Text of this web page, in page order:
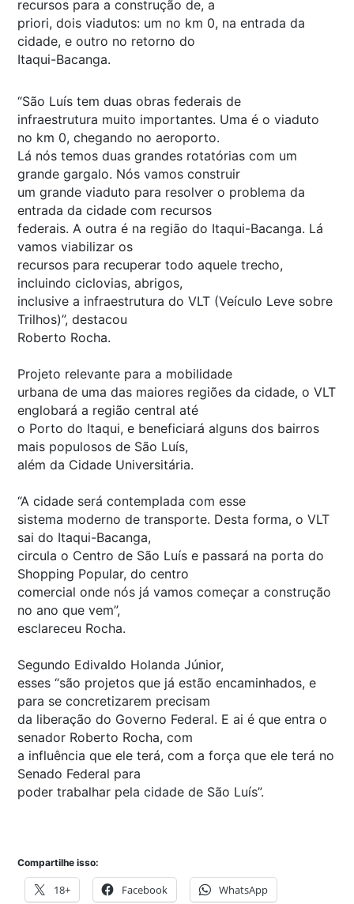
recursos para a construção de, a
priori, dois viadutos: um no km 0, na entrada da
cidade, e outro no retorno do
Itaqui-Bacanga.
“São Luís tem duas obras federais de
infraestrutura muito importantes. Uma é o viaduto
no km 0, chegando no aeroporto.
Lá nós temos duas grandes rotatórias com um
grande gargalo. Nós vamos construir
um grande viaduto para resolver o problema da
entrada da cidade com recursos
federais. A outra é na região do Itaqui-Bacanga. Lá
vamos viabilizar os
recursos para recuperar todo aquele trecho,
incluindo ciclovias, abrigos,
inclusive a infraestrutura do VLT (Veículo Leve sobre
Trilhos)”, destacou
Roberto Rocha.
Projeto relevante para a mobilidade
urbana de uma das maiores regiões da cidade, o VLT
englobará a região central até
o Porto do Itaqui, e beneficiará alguns dos bairros
mais populosos de São Luís,
além da Cidade Universitária.
“A cidade será contemplada com esse
sistema moderno de transporte. Desta forma, o VLT
sai do Itaqui-Bacanga,
circula o Centro de São Luís e passará na porta do
Shopping Popular, do centro
comercial onde nós já vamos começar a construção
no ano que vem”,
esclareceu Rocha.
Segundo Edivaldo Holanda Júnior,
esses “são projetos que já estão encaminhados, e
para se concretizarem precisam
da liberação do Governo Federal. E ai é que entra o
senador Roberto Rocha, com
a influência que ele terá, com a força que ele terá no
Senado Federal para
poder trabalhar pela cidade de São Luís”.
Compartilhe isso:
18+ Facebook WhatsApp